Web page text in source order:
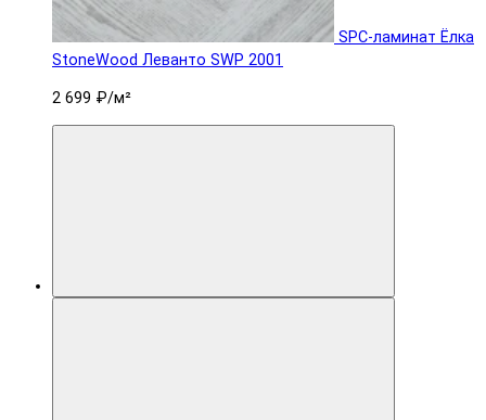
SPC-ламинат Ëлка
StoneWood Леванто SWP 2001
2 699 ₽/м²